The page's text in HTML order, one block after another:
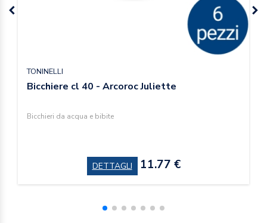
TONINELLI
Bicchiere cl 40 - Arcoroc Juliette
Bicchieri da acqua e bibite
DETTAGLI 11.77 €